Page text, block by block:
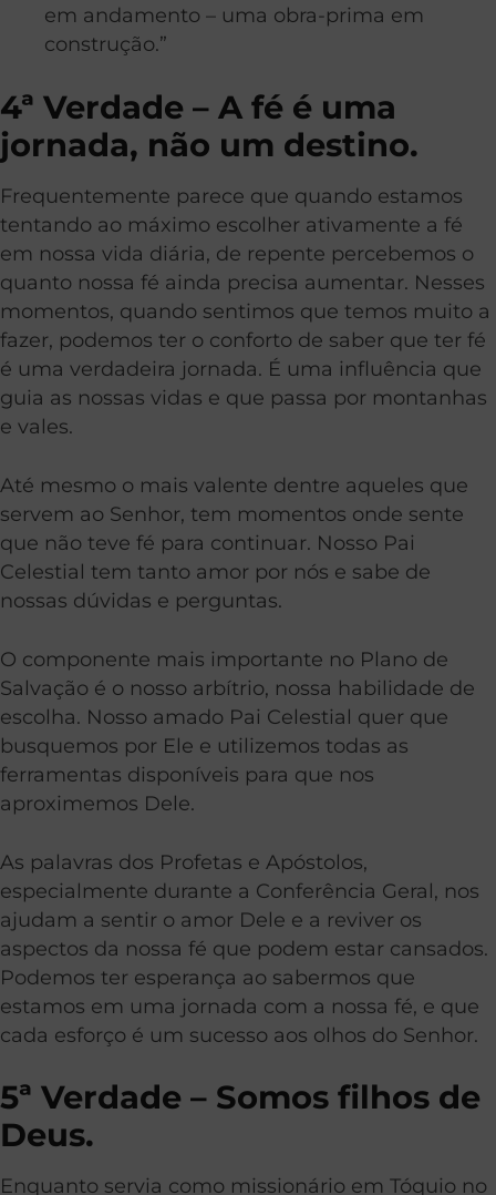
em andamento – uma obra-prima em
construção.”
4ª Verdade – A fé é uma
jornada, não um destino.
Frequentemente parece que quando estamos
tentando ao máximo escolher ativamente a fé
em nossa vida diária, de repente percebemos o
quanto nossa fé ainda precisa aumentar. Nesses
momentos, quando sentimos que temos muito a
fazer, podemos ter o conforto de saber que ter fé
é uma verdadeira jornada. É uma influência que
guia as nossas vidas e que passa por montanhas
e vales.
Até mesmo o mais valente dentre aqueles que
servem ao Senhor, tem momentos onde sente
que não teve fé para continuar. Nosso Pai
Celestial tem tanto amor por nós e sabe de
nossas dúvidas e perguntas.
O componente mais importante no Plano de
Salvação é o nosso arbítrio, nossa habilidade de
escolha. Nosso amado Pai Celestial quer que
busquemos por Ele e utilizemos todas as
ferramentas disponíveis para que nos
aproximemos Dele.
As palavras dos Profetas e Apóstolos,
especialmente durante a Conferência Geral, nos
ajudam a sentir o amor Dele e a reviver os
aspectos da nossa fé que podem estar cansados.
Podemos ter esperança ao sabermos que
estamos em uma jornada com a nossa fé, e que
cada esforço é um sucesso aos olhos do Senhor.
5ª Verdade – Somos filhos de
Deus.
Enquanto servia como missionário em Tóquio no